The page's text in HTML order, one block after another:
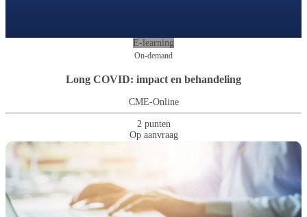
E-learning
On-demand
Long COVID: impact en behandeling
CME-Online
2 punten
Op aanvraag